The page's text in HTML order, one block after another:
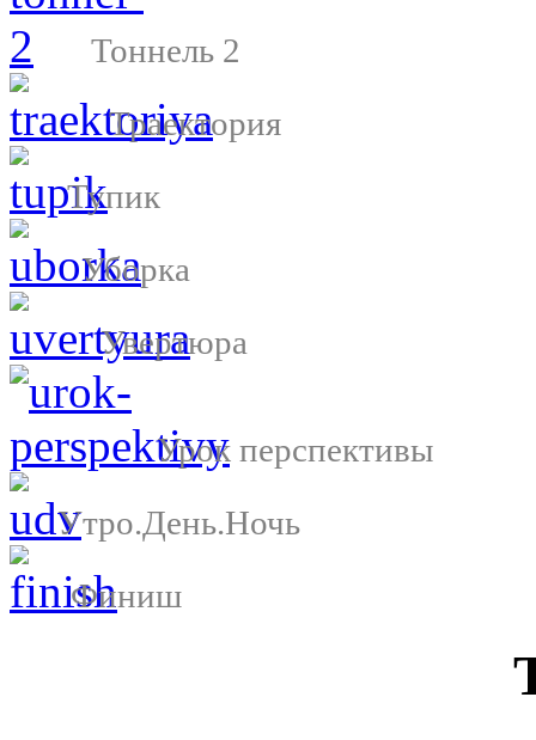
Тоннель 2
Траектория
Тупик
Уборка
Увертюра
Урок перспективы
Утро.День.Ночь
Финиш